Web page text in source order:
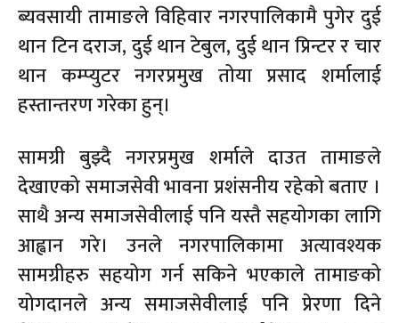
ब्यवसायी तामाङले विहिवार नगरपालिकामै पुगेर दुई
थान टिन दराज, दुई थान टेबुल, दुई थान प्रिन्टर र चार
थान कम्प्युटर नगरप्रमुख तोया प्रसाद शर्मालाई
हस्तान्तरण गरेका हुन्।
सामग्री बुझ्दै नगरप्रमुख शर्माले दाउत तामाङले
देखाएको समाजसेवी भावना प्रशंसनीय रहेको बताए ।
साथै अन्य समाजसेवीलाई पनि यस्तै सहयोगका लागि
आह्वान गरे। उनले नगरपालिकामा अत्यावश्यक
सामग्रीहरु सहयोग गर्न सकिने भएकाले तामाङको
योगदानले अन्य समाजसेवीलाई पनि प्रेरणा दिने